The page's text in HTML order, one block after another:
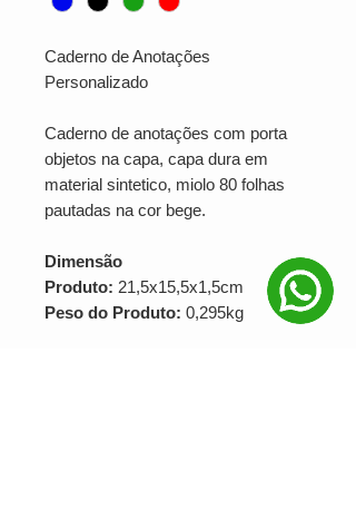
Caderno de Anotações
Personalizado
Caderno de anotações com porta
objetos na capa, capa dura em
material sintetico, miolo 80 folhas
pautadas na cor bege.
Dimensão
Produto: 21,5x15,5x1,5cm
Peso do Produto: 0,295kg